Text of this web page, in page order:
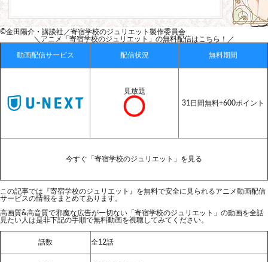
©金田陽介・講談社／寄宿学校のジュリエット製作委員会
＼アニメ「寄宿学校のジュリエット」の無料配信はこちら！／
動画配信サービス 配信状況 無料期間
見放題
31日間無料+600ポイント
今すぐ「寄宿学校のジュリエット」を見る
この記事では『寄宿学校のジュリエット』を無料で安全に見られるアニメ動画配信
サービスの情報をまとめてあります。
高画質&高音質で邪魔な広告が一切ない「寄宿学校のジュリエット」の動画を全話
見たい人は是非下記の手順で無料動画を視聴してみてください。
話数 全12話